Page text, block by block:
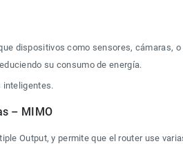
dispositivos como sensores, cámaras,
su consumo de energía.
inteligentes.
– MIMO
Output, y permite que el router use